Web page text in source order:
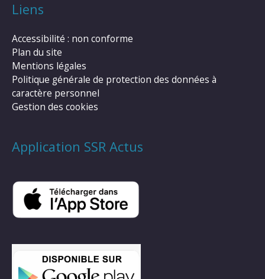
Liens
Accessibilité : non conforme
Plan du site
Mentions légales
Politique générale de protection des données à
caractère personnel
Gestion des cookies
Application SSR Actus